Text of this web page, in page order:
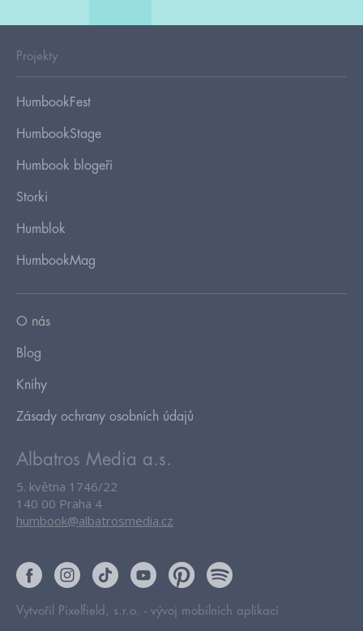
Projekty
HumbookFest
HumbookStage
Humbook blogeři
Storki
Humblok
HumbookMag
O nás
Blog
Knihy
Zásady ochrany osobních údajů
Albatros Media a.s.
5. května 1746/22
140 00 Praha 4
humbook@albatrosmedia.cz
Vytvořil Pixelfield, s.r.o. - vývoj mobilních aplikací